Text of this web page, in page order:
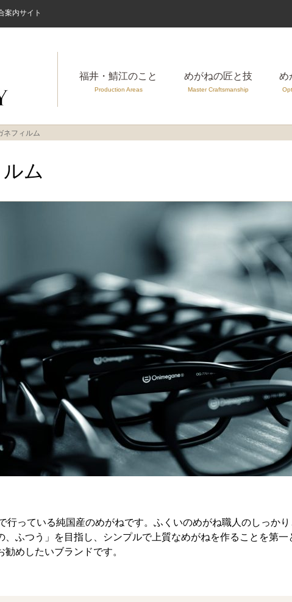
案内サイト
福井・鯖江のこと
Production Areas
めがねの匠と技
Master Craftsmanship
め
ネフィルム
ム
行っている純国産のめがねです。ふくいのめがね職人のしっか
ふつう」を目指し、シンプルで上質なめがねを作ることを第
めしたいブランドです。